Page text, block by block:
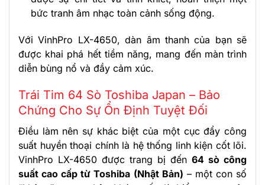
bức tranh âm nhạc toàn cảnh sống động.
Với VinhPro LX-4650, dàn âm thanh của bạn sẽ
được khai phá hết tiềm năng, mang đến màn trình
diễn bùng nổ và đầy cảm xúc.
Trái Tim 64 Sò Toshiba Japan – Bảo
Chứng Cho Sự Ổn Định Tuyệt Đối
Điều làm nên sự khác biệt của một cục đẩy công
suất huyền thoại chính là hệ thống linh kiện cốt lõi.
VinhPro LX-4650 được trang bị đến 64 sò công
suất cao cấp từ Toshiba (Nhật Bản) – một con số